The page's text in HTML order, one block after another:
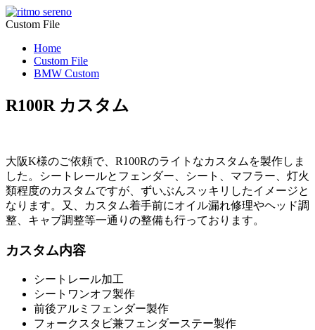
Custom File
Home
Custom File
BMW Custom
R100R カスタム
大阪K様のご依頼で、R100Rのライトなカスタムを製作しま
した。シートレールとフェンダー、シート、マフラー、灯火
類程度のカスタムですが、ずいぶんスッキリしたイメージと
なります。又、カスタム着手前にオイル漏れ修理やヘッド調
整、キャブ調整等一通りの整備も行っております。
カスタム内容
シートレール加工
シートワンオフ製作
前後アルミフェンダー製作
フォークスタビ兼フェンダーステー製作